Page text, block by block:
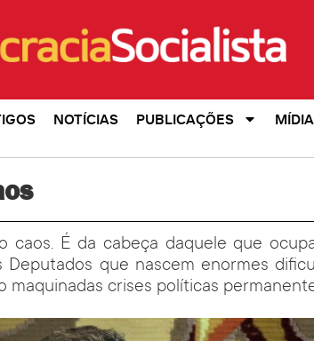
NOTÍCIAS PUBLICAÇÕES
caos. É da cabeça daquele que
Deputados que nascem enormes
maquinadas crises políticas